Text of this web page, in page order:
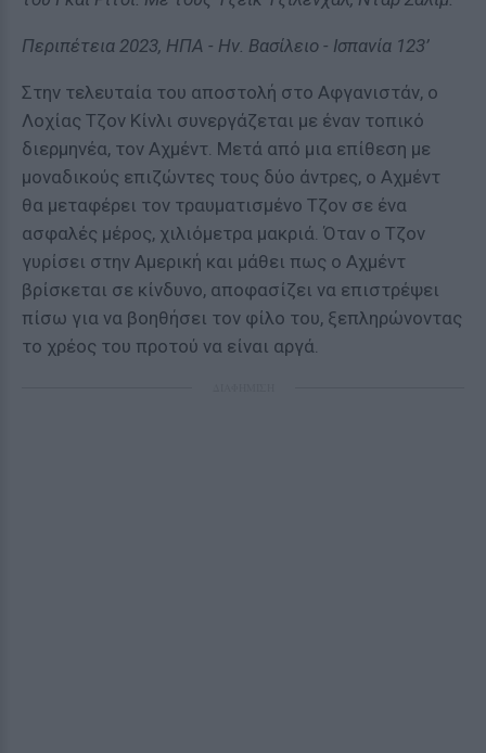
Περιπέτεια 2023, ΗΠΑ - Ην. Βασίλειο - Ισπανία 123’
Στην τελευταία του αποστολή στο Αφγανιστάν, ο
Λοχίας Τζον Κίνλι συνεργάζεται με έναν τοπικό
διερμηνέα, τον Αχμέντ. Μετά από μια επίθεση με
μοναδικούς επιζώντες τους δύο άντρες, ο Αχμέντ
θα μεταφέρει τον τραυματισμένο Τζον σε ένα
ασφαλές μέρος, χιλιόμετρα μακριά. Όταν ο Τζον
γυρίσει στην Αμερική και μάθει πως ο Αχμέντ
βρίσκεται σε κίνδυνο, αποφασίζει να επιστρέψει
πίσω για να βοηθήσει τον φίλο του, ξεπληρώνοντας
το χρέος του προτού να είναι αργά.